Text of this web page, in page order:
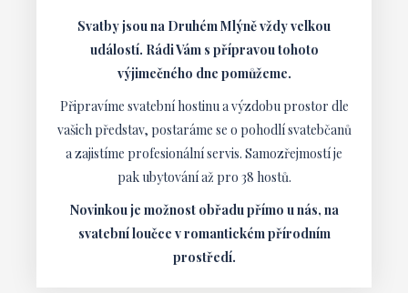
Svatby jsou na Druhém Mlýně vždy velkou
událostí. Rádi Vám s přípravou tohoto
výjimečného dne pomůžeme.
Připravíme svatební hostinu a výzdobu prostor dle
vašich představ, postaráme se o pohodlí svatebčanů
a zajistíme profesionální servis. Samozřejmostí je
pak ubytování až pro 38 hostů.
Novinkou je možnost obřadu přímo u nás, na
svatební loučce v romantickém přírodním
prostředí.